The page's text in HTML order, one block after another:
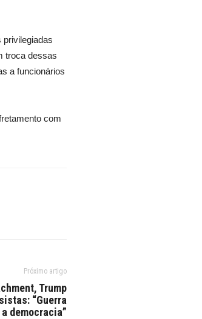
privilegiadas
troca dessas
a funcionários
com
Próximo artigo
Trump
“Guerra
democracia”